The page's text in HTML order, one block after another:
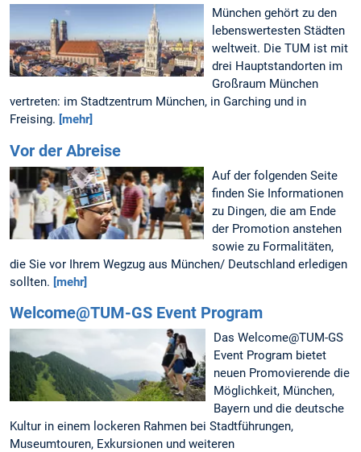
München gehört zu den
lebenswertesten Städten
weltweit. Die TUM ist mit
drei Hauptstandorten im
Großraum München
vertreten: im Stadtzentrum München, in Garching und in
Freising. [mehr]
Vor der Abreise
Auf der folgenden Seite
finden Sie Informationen
zu Dingen, die am Ende
der Promotion anstehen
sowie zu Formalitäten,
die Sie vor Ihrem Wegzug aus München/ Deutschland erledigen
sollten. [mehr]
Welcome@TUM-GS Event Program
Das Welcome@TUM-GS
Event Program bietet
neuen Promovierende die
Möglichkeit, München,
Bayern und die deutsche
Kultur in einem lockeren Rahmen bei Stadtführungen,
Museumtouren, Exkursionen und weiteren